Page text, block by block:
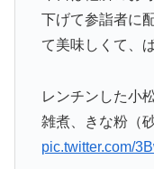
下げて参詣者に
て美味しくて、
レンチンした小
雑煮、きな粉（
pic.twitter.com/